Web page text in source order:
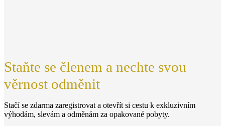
Staňte se členem a nechte svou
věrnost odměnit
Stačí se zdarma zaregistrovat a otevřít si cestu k exkluzivním
výhodám, slevám a odměnám za opakované pobyty.